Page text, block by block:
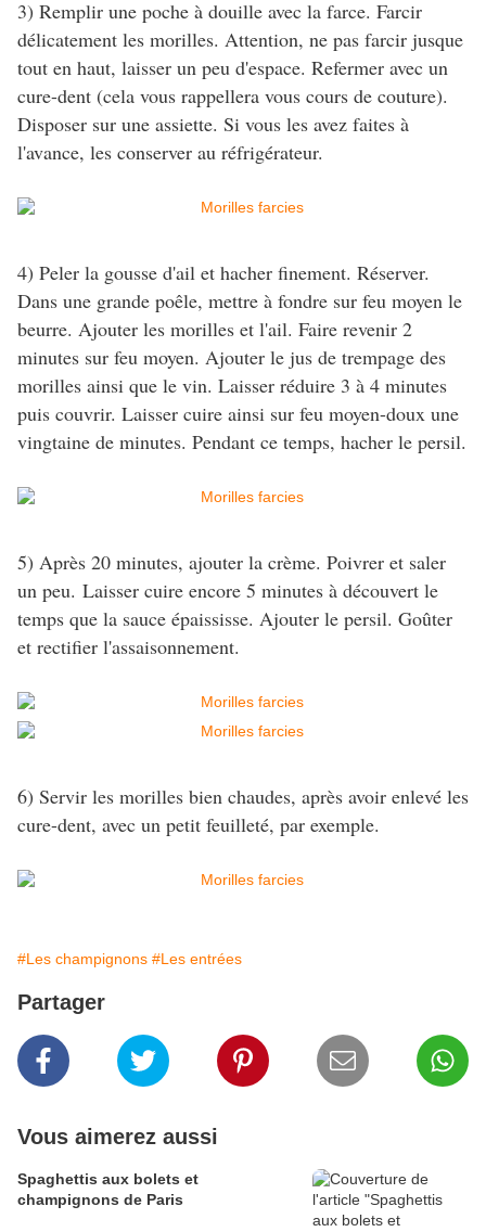
3) Remplir une poche à douille avec la farce. Farcir
délicatement les morilles. Attention, ne pas farcir jusque
tout en haut, laisser un peu d'espace. Refermer avec un
cure-dent (cela vous rappellera vous cours de couture).
Disposer sur une assiette. Si vous les avez faites à
l'avance, les conserver au réfrigérateur.
4) Peler la gousse d'ail et hacher finement. Réserver.
Dans une grande poêle, mettre à fondre sur feu moyen le
beurre. Ajouter les morilles et l'ail. Faire revenir 2
minutes sur feu moyen. Ajouter le jus de trempage des
morilles ainsi que le vin. Laisser réduire 3 à 4 minutes
puis couvrir. Laisser cuire ainsi sur feu moyen-doux une
vingtaine de minutes. Pendant ce temps, hacher le persil.
5) Après 20 minutes, ajouter la crème. Poivrer et saler
un peu. Laisser cuire encore 5 minutes à découvert le
temps que la sauce épaississe. Ajouter le persil. Goûter
et rectifier l'assaisonnement.
6) Servir les morilles bien chaudes, après avoir enlevé les
cure-dent, avec un petit feuilleté, par exemple.
#Les champignons #Les entrées
Partager
Vous aimerez aussi
Spaghettis aux bolets et
champignons de Paris